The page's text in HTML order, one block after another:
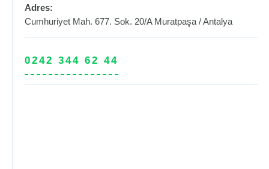
Adres:
Cumhuriyet Mah. 677. Sok. 20/A Muratpaşa /Antalya
0242 344 62 44